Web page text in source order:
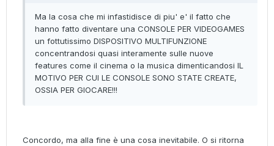
Ma la cosa che mi infastidisce di piu' e' il fatto che
hanno fatto diventare una CONSOLE PER VIDEOGAMES
un fottutissimo DISPOSITIVO MULTIFUNZIONE
concentrandosi quasi interamente sulle nuove
features come il cinema o la musica dimenticandosi IL
MOTIVO PER CUI LE CONSOLE SONO STATE CREATE,
OSSIA PER GIOCARE!!!
Concordo, ma alla fine è una cosa inevitabile. O si ritorna